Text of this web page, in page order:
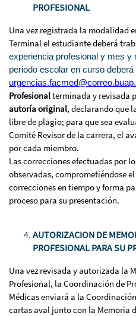
PROFESIONAL
Una vez registrada la modalidad
Terminal el estudiante deberá
experiencia profesional y mes y
periodo escolar en curso deberá
Profesionalterminada y revisada
autoría original, declarando que
libre de plagio; para que sea
Comité Revisor de la carrera, el
por cada miembro.
Las correcciones efectuadas por
observadas, comprometiéndose
correcciones en tiempo y forma
proceso para su presentación.
AUTORIZACION DE
PROFESIONAL PARA SU
Una vez revisada y autorizada la
Profesional, la Coordinación de
Médicas enviará a la
cartas aval junto con la Memoria